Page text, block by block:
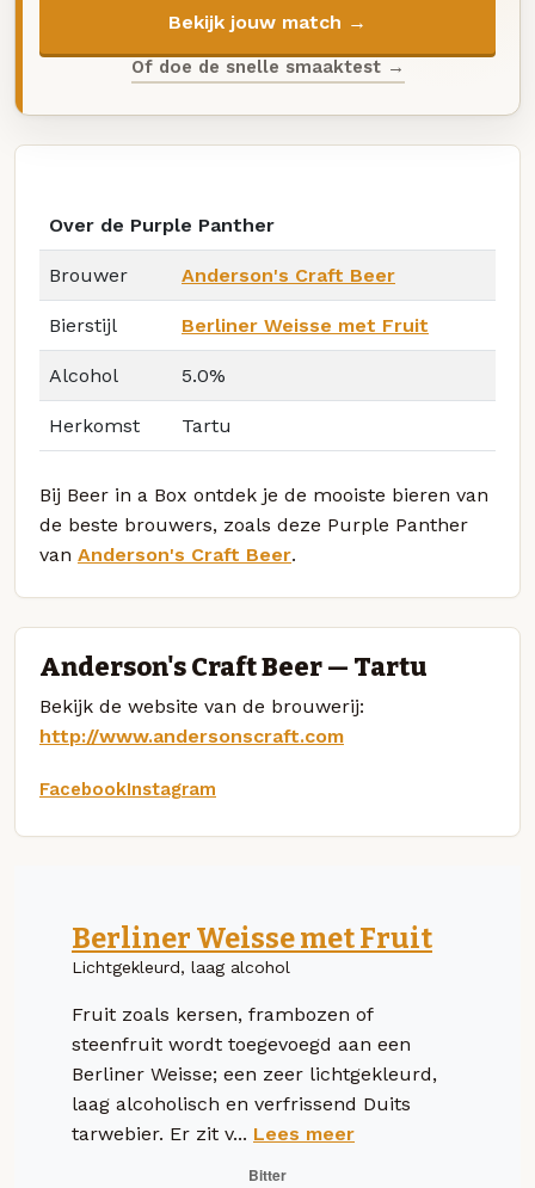
Bekijk jouw match →
Of doe de snelle smaaktest →
Over de Purple Panther
Brouwer Anderson's Craft Beer
Bierstijl Berliner Weisse met Fruit
Alcohol 5.0%
Herkomst Tartu
Bij Beer in a Box ontdek je de mooiste bieren van
de beste brouwers, zoals deze Purple Panther
van Anderson's Craft Beer.
Anderson's Craft Beer — Tartu
Bekijk de website van de brouwerij:
http://www.andersonscraft.com
FacebookInstagram
Berliner Weisse met Fruit
Lichtgekleurd, laag alcohol
Fruit zoals kersen, frambozen of
steenfruit wordt toegevoegd aan een
Berliner Weisse; een zeer lichtgekleurd,
laag alcoholisch en verfrissend Duits
tarwebier. Er zit v... Lees meer